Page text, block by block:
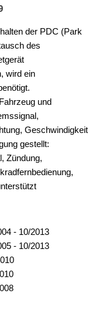
der PDC (Park
des
wird ein
und
Geschwindigkeit
gestellt:
Zündung,
- 10/2013
- 10/2013